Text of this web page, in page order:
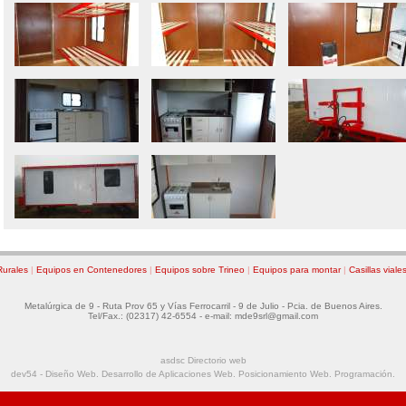
| Equipos en Contenedores | Equipos sobre Trineo | Equipos para montar| Casillas viales
Metalúrgica de 9 - Ruta Prov 65 y Vías Ferrocarril - 9 de Julio - Pcia. de Buenos Aires.
Tel/Fax.: (02317) 42-6554 - e-mail: mde9srl@gmail.com
dev54 - Diseño Web. Desarrollo de Aplicaciones Web. Posicionamiento Web. Programación.
asdsc Directorio web